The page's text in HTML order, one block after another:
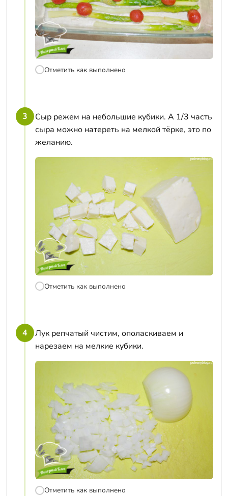
Отметить как выполнено
3
Сыр режем на небольшие кубики. А 1/3 часть
сыра можно натереть на мелкой тёрке, это по
желанию.
Отметить как выполнено
4
Лук репчатый чистим, ополаскиваем и
нарезаем на мелкие кубики.
Отметить как выполнено